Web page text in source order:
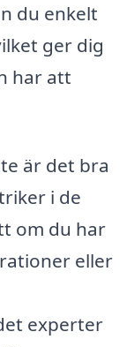
du enkelt
ger dig
har att
är det bra
i de
om du har
eller
experter